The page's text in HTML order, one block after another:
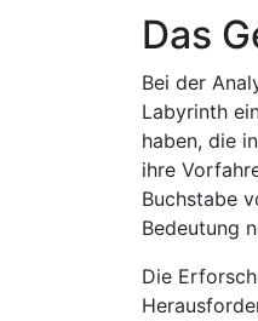
Das
Bei der
Labyrinth
haben, die
ihre
Buchstabe
Bedeutung
Die